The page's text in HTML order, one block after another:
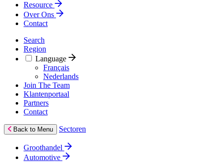
Resource
Over Ons
Contact
Search
Region
Language
Français
Nederlands
Join The Team
Klantenportaal
Partners
Contact
Back to Menu Sectoren
Groothandel
Automotive